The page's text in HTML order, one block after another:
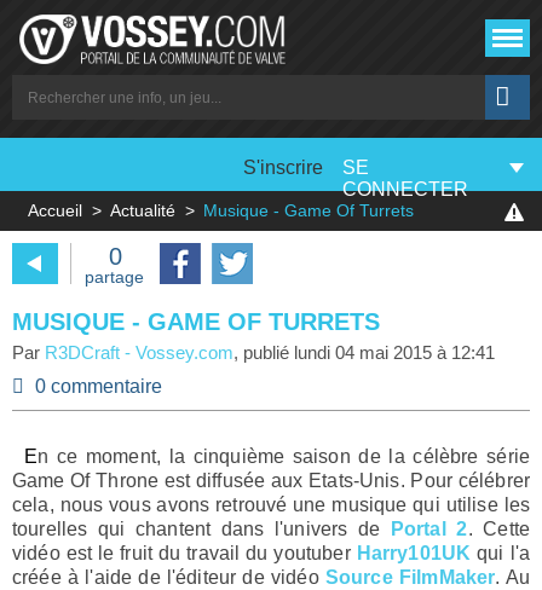
S'inscrire
SE
CONNECTER
Accueil Actualité Musique - Game Of Turrets
0
partage
MUSIQUE - GAME OF TURRETS
Par R3DCraft - Vossey.com, publié lundi 04 mai 2015 à 12:41
0 commentaire
En ce moment, la cinquième saison de la célèbre série
Game Of Throne est diffusée aux Etats-Unis. Pour célébrer
cela, nous vous avons retrouvé une musique qui utilise les
tourelles qui chantent dans l'univers de
Portal 2. Cette
vidéo est le fruit du travail du youtuber Harry101UK qui l'a
créée à l'aide de l'éditeur de vidéo Source FilmMaker. Au